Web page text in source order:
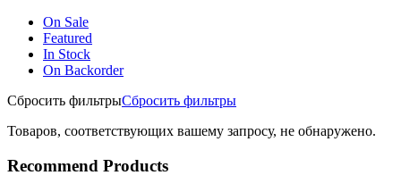
On Sale
Featured
In Stock
On Backorder
Сбросить фильтрыСбросить фильтры
Товаров, соответствующих вашему запросу, не обнаружено.
Recommend Products